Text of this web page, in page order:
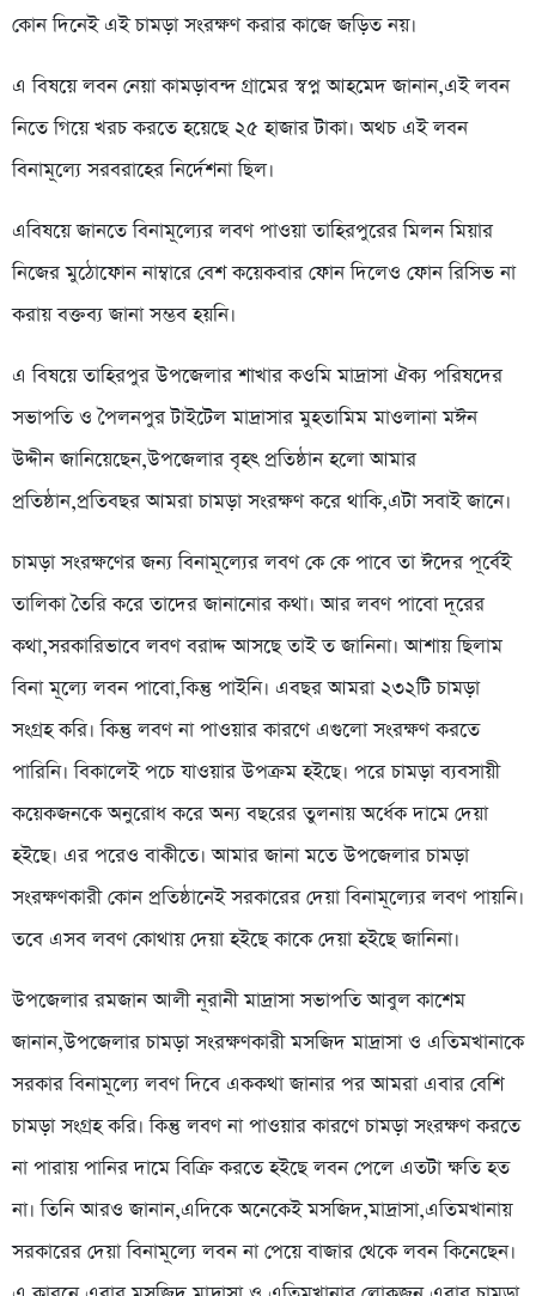
কোন দিনেই এই চামড়া সংরক্ষণ করার কাজে জড়িত নয়।
এ বিষয়ে লবন নেয়া কামড়াবন্দ গ্রামের স্বপ্ন আহমেদ জানান,এই লবন
নিতে গিয়ে খরচ করতে হয়েছে ২৫ হাজার টাকা। অথচ এই লবন
বিনামূল্যে সরবরাহের নির্দেশনা ছিল।
এবিষয়ে জানতে বিনামূল্যের লবণ পাওয়া তাহিরপুরের মিলন মিয়ার
নিজের মুঠোফোন নাম্বারে বেশ কয়েকবার ফোন দিলেও ফোন রিসিভ না
করায় বক্তব্য জানা সম্ভব হয়নি।
এ বিষয়ে তাহিরপুর উপজেলার শাখার কওমি মাদ্রাসা ঐক্য পরিষদের
সভাপতি ও পৈলনপুর টাইটেল মাদ্রাসার মুহতামিম মাওলানা মঈন
উদ্দীন জানিয়েছেন,উপজেলার বৃহৎ প্রতিষ্ঠান হলো আমার
প্রতিষ্ঠান,প্রতিবছর আমরা চামড়া সংরক্ষণ করে থাকি,এটা সবাই জানে।
চামড়া সংরক্ষণের জন্য বিনামূল্যের লবণ কে কে পাবে তা ঈদের পূর্বেই
তালিকা তৈরি করে তাদের জানানোর কথা। আর লবণ পাবো দূরের
কথা,সরকারিভাবে লবণ বরাদ্দ আসছে তাই ত জানিনা। আশায় ছিলাম
বিনা মূল্যে লবন পাবো,কিন্তু পাইনি। এবছর আমরা ২৩২টি চামড়া
সংগ্রহ করি। কিন্তু লবণ না পাওয়ার কারণে এগুলো সংরক্ষণ করতে
পারিনি। বিকালেই পচে যাওয়ার উপক্রম হইছে। পরে চামড়া ব্যবসায়ী
কয়েকজনকে অনুরোধ করে অন্য বছরের তুলনায় অর্ধেক দামে দেয়া
হইছে। এর পরেও বাকীতে। আমার জানা মতে উপজেলার চামড়া
সংরক্ষণকারী কোন প্রতিষ্ঠানেই সরকারের দেয়া বিনামূল্যের লবণ পায়নি।
তবে এসব লবণ কোথায় দেয়া হইছে কাকে দেয়া হইছে জানিনা।
উপজেলার রমজান আলী নূরানী মাদ্রাসা সভাপতি আবুল কাশেম
জানান,উপজেলার চামড়া সংরক্ষণকারী মসজিদ মাদ্রাসা ও এতিমখানাকে
সরকার বিনামূল্যে লবণ দিবে এককথা জানার পর আমরা এবার বেশি
চামড়া সংগ্রহ করি। কিন্তু লবণ না পাওয়ার কারণে চামড়া সংরক্ষণ করতে
না পারায় পানির দামে বিক্রি করতে হইছে লবন পেলে এতটা ক্ষতি হত
না। তিনি আরও জানান,এদিকে অনেকেই মসজিদ,মাদ্রাসা,এতিমখানায়
সরকারের দেয়া বিনামূল্যে লবন না পেয়ে বাজার থেকে লবন কিনেছেন।